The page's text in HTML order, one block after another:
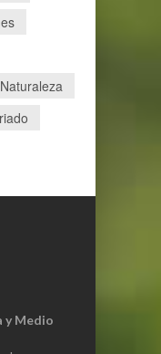
y Medio